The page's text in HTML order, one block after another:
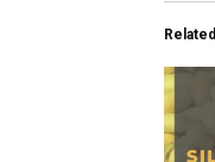
Related